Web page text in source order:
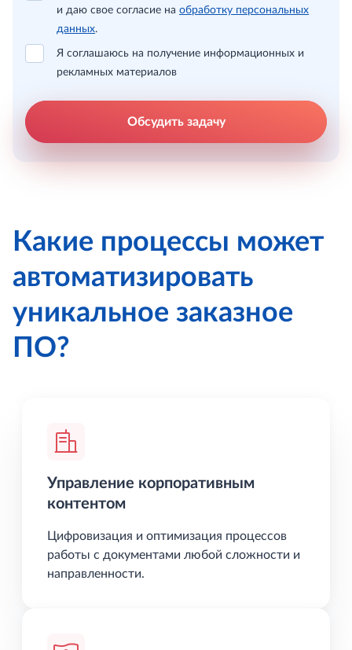
и даю свое согласие на обработку персональных
данных.
Я соглашаюсь на получение информационных и
рекламных материалов
Обсудить задачу
Какие процессы может
автоматизировать
уникальное заказное
ПО?
Управление корпоративным
контентом
Цифровизация и оптимизация процессов
работы с документами любой сложности и
направленности.